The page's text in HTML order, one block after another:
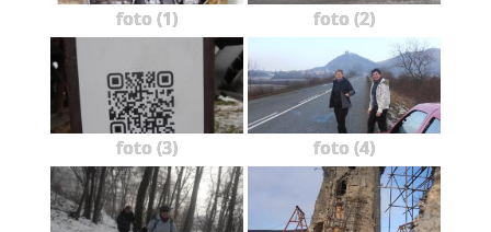
foto (1) foto (2)
foto (3) foto (4)